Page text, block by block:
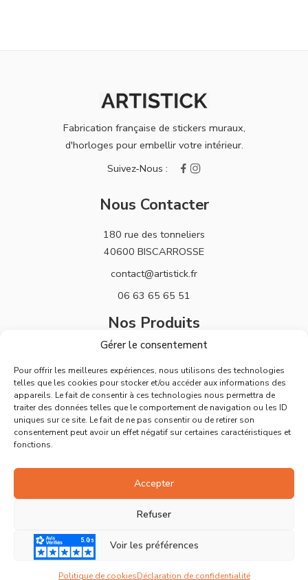
Gérer le consentement
Pour offrir les meilleures expériences, nous utilisons des technologies
telles que les cookies pour stocker et/ou accéder aux informations des
appareils. Le fait de consentir à ces technologies nous permettra de
traiter des données telles que le comportement de navigation ou les ID
uniques sur ce site. Le fait de ne pas consentir ou de retirer son
consentement peut avoir un effet négatif sur certaines caractéristiques et
fonctions.
Accepter
Refuser
Voir les préférences
Politique de cookiesDéclaration de confidentialité
Fabrication française de stickers muraux,
d'horloges pour embellir votre intérieur.
Nous Contacter
180 rue des tonneliers
40600 BISCARROSSE
contact@artistick.fr
06 63 65 65 51
Nos Produits
Stickers
Horloges
Support
Mentions Légales
Conditions Générales de Vente
Déclaration de confidentialité
Ⓒ Tous droits réservés – Site réalisé parArtistick